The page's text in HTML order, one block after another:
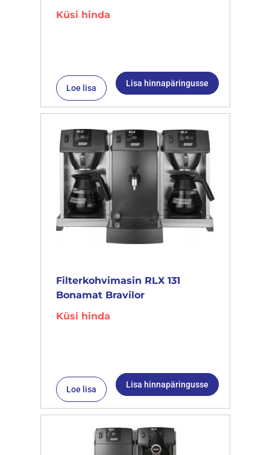
Küsi hinda
Loe lisa Lisa hinnapäringusse
Filterkohvimasin RLX 131
Bonamat Bravilor
Küsi hinda
Loe lisa Lisa hinnapäringusse